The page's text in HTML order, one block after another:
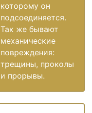
которому он
подсоединяется.
Так же бывают
механические
повреждения:
трещины, проколы
и прорывы.